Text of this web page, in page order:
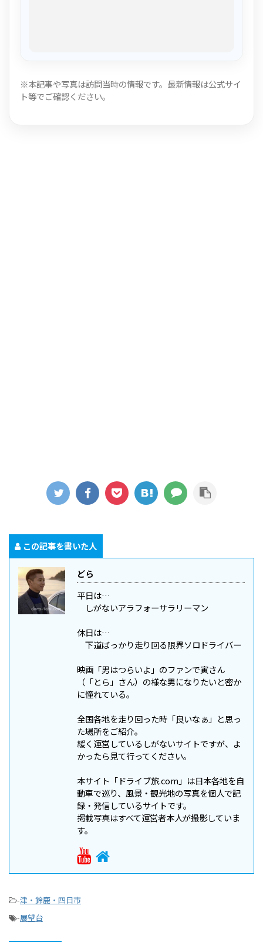
※本記事や写真は訪問当時の情報です。最新情報は公式サイ
ト等でご確認ください。
この記事を書いた人
どら
平日は…
しがないアラフォーサラリーマン
休日は…
下道ばっかり走り回る限界ソロドライバー
映画「男はつらいよ」のファンで寅さん
（「とら」さん）の様な男になりたいと密か
に憧れている。
全国各地を走り回った時「良いなぁ」と思っ
た場所をご紹介。
緩く運営しているしがないサイトですが、よ
かったら見て行ってください。
本サイト「ドライブ旅.com」は日本各地を自
動車で巡り、風景・観光地の写真を個人で記
録・発信しているサイトです。
掲載写真はすべて運営者本人が撮影していま
す。
-津・鈴鹿・四日市
-展望台